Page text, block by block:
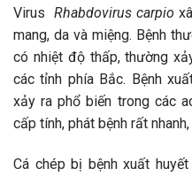
Virus Rhabdovirus carpio
mang, da và miệng. Bệnh
có nhiệt độ thấp, thường
các tỉnh phía Bắc. Bệnh
xảy ra phổ biến trong các
cấp tính, phát bệnh rất
Cá chép bị bệnh xuất